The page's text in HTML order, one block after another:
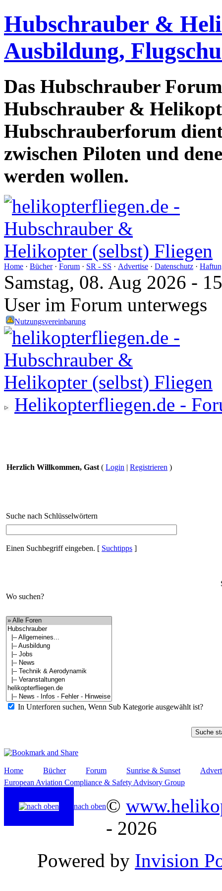
Hubschrauber &
Ausbildung,
Das Hubschrauber
Hubschrauber &
Hubschrauberforum
zwischen Piloten und
werden wollen.
Home · Bücher· Forum · SR - SS · Advertise · Datenschutz ·
Samstag, 08. Aug 2026 -
User im Forum unterwegs
Nutzungsvereinbarung
Helikopterfliegen.de -
Herzlich Willkommen, Gast ( Login | Registrieren )
Suche nach Schlüsselwörtern
Einen Suchbegriff eingeben. [ Suchtipps ]
Wo suchen?
In Unterforen suchen, Wenn Sub Kategorie ausgewählt ist?
Home Bücher Forum Sunrise & Sunset
European Aviation Compliance & Safety Advisory Group
nach oben©
- 2026
Powered by Invision